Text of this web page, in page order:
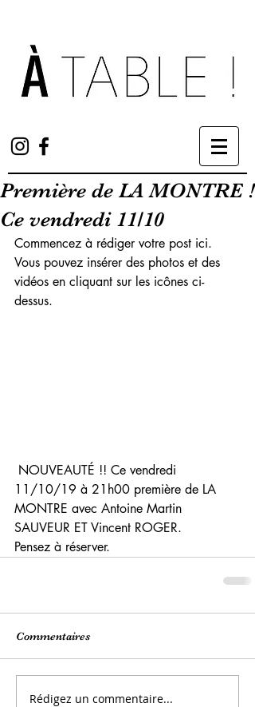
Première de LA MONTRE !
Ce vendredi 11/10
Commencez à rédiger votre post ici.
Vous pouvez insérer des photos et des
vidéos en cliquant sur les icônes ci-
dessus.
11/10/19 à 21h00 première de LA
MONTRE avec Antoine Martin
SAUVEUR ET Vincent ROGER.
Pensez à réserver.
Commentaires
Rédigez un commentaire...